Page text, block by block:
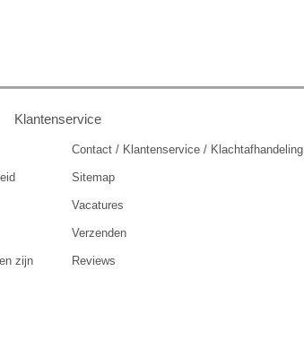
Klantenservice
zijn
Contact / Klantenservice / Klachtafhandeling
Sitemap
Vacatures
Verzenden
Reviews